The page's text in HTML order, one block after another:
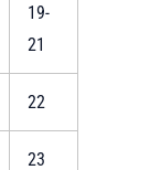
19-
21
22
23